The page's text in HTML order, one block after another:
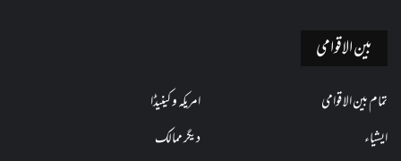
بین الاقوامی
تمام بین الاقوامی
امریکہ و کینیڈا
ایشیاء
دیگر ممالک